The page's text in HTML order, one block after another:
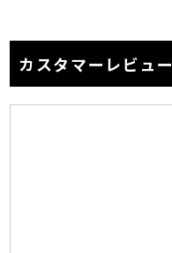
カスタマーレビュー